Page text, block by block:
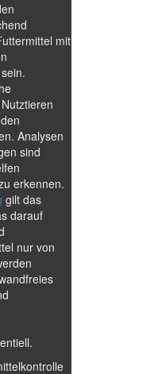
mit
Analysen
sind
erkennen.
gilt das
darauf
nur von